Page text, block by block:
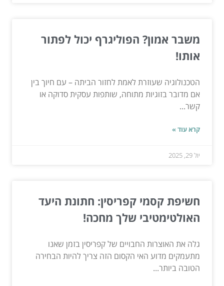
משבר אמון? הפוליגרף יכול לפתור
אותו!
הטכנולוגיה שעוזרת לאמת לחזור הביתה – עם חיוך בין
אם מדובר בזוגיות מתוחה, שותפות עסקית סדוקה או
קשר...
קרא עוד »
יול 29, 2025
חשיפת קסמי קפריסין: חתונת היעד
האולטימטיבי שלך מחכה!
גלה את האוצרות החבויים של קפריסין בזמן שאנו
מתעמקים מדוע האי הקסום הזה צריך להיות הבחירה
הטובה ביותר...